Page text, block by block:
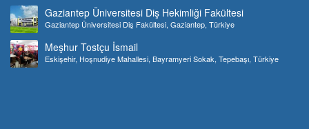
Gaziantep Üniversitesi Diş Hekimliği Fakültesi
Gaziantep Üniversitesi Diş Fakültesi, Gaziantep, Türkiye
Meşhur Tostçu İsmail
Eskişehir, Hoşnudiye Mahallesi, Bayramyeri Sokak, Tepebaşı, Türkiye